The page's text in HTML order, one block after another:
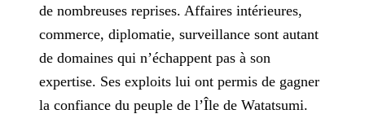
de nombreuses reprises. Affaires intérieures,
commerce, diplomatie, surveillance sont autant
de domaines qui n’échappent pas à son
expertise. Ses exploits lui ont permis de gagner
la confiance du peuple de l’Île de Watatsumi.